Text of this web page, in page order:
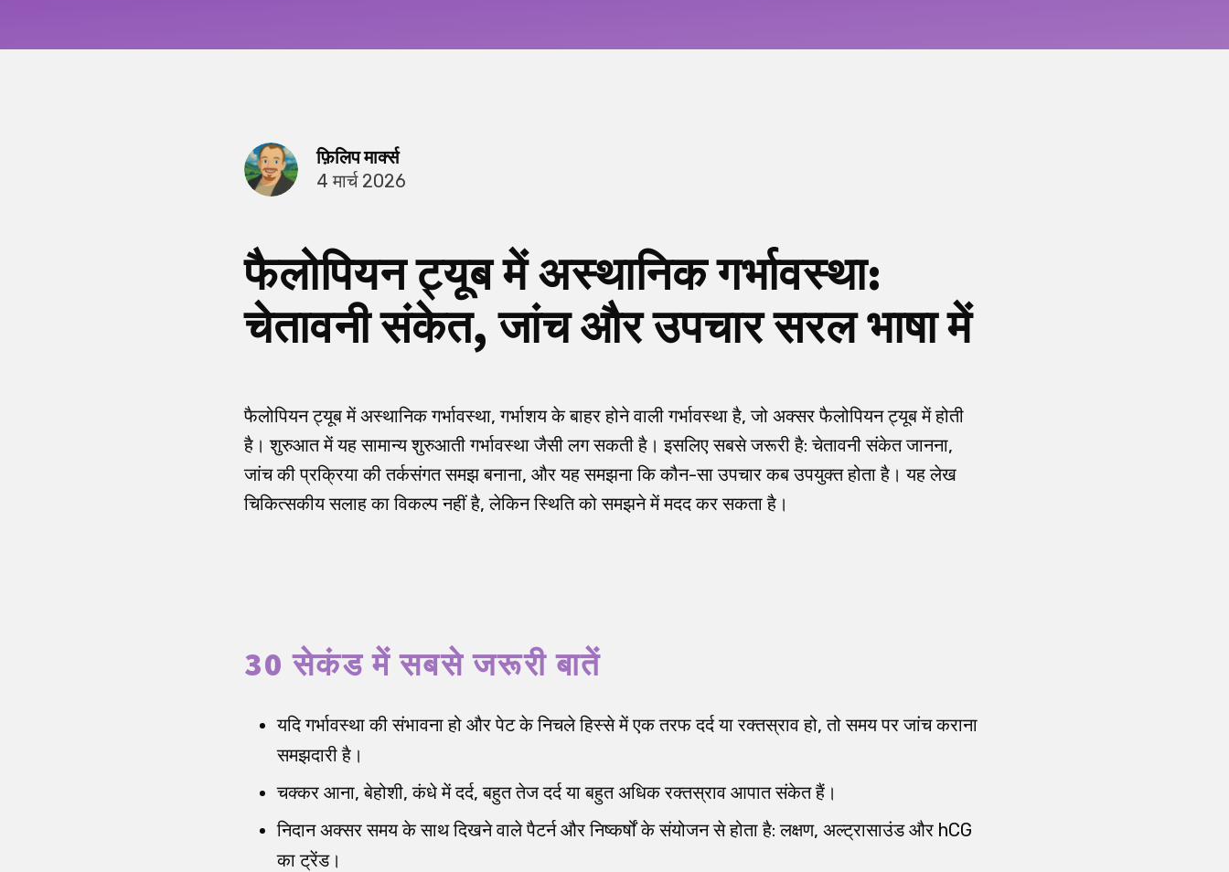
फ़िलिप मार्क्स
4 मार्च 2026
फैलोपियन ट्यूब में अस्थानिक गर्भावस्था:
चेतावनी संकेत, जांच और उपचार सरल भाषा में
फैलोपियन ट्यूब में अस्थानिक गर्भावस्था, गर्भाशय के बाहर होने वाली गर्भावस्था है, जो अक्सर फैलोपियन ट्यूब में होती
है। शुरुआत में यह सामान्य शुरुआती गर्भावस्था जैसी लग सकती है। इसलिए सबसे जरूरी है: चेतावनी संकेत जानना,
जांच की प्रक्रिया की तर्कसंगत समझ बनाना, और यह समझना कि कौन-सा उपचार कब उपयुक्त होता है। यह लेख
चिकित्सकीय सलाह का विकल्प नहीं है, लेकिन स्थिति को समझने में मदद कर सकता है।
30 सेकंड में सबसे जरूरी बातें
यदि गर्भावस्था की संभावना हो और पेट के निचले हिस्से में एक तरफ दर्द या रक्तस्राव हो, तो समय पर जांच कराना
समझदारी है।
चक्कर आना, बेहोशी, कंधे में दर्द, बहुत तेज दर्द या बहुत अधिक रक्तस्राव आपात संकेत हैं।
निदान अक्सर समय के साथ दिखने वाले पैटर्न और निष्कर्षों के संयोजन से होता है: लक्षण, अल्ट्रासाउंड और hCG
का ट्रेंड।